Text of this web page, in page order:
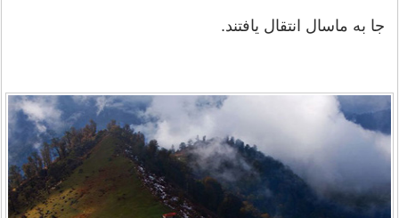
جا به ماسال انتقال یافتند.